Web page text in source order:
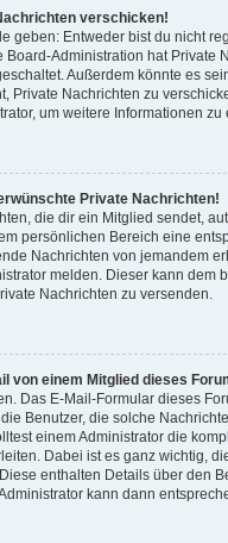
verschicken!
geben: Entweder bist du nicht
Board-Administration hat Private
Außerdem könnte es
Private Nachrichten zu
um weitere Informationen zu
Private Nachrichten!
die dir ein Mitglied sendet,
persönlichen Bereich eine
Nachrichten von jemandem
melden. Dieser kann dem
Nachrichten zu versenden.
von einem Mitglied dieses
Das E-Mail-Formular dieses
Benutzer, die solche
einem Administrator die
Dabei ist es ganz wichtig,
enthalten Details über den
kann dann